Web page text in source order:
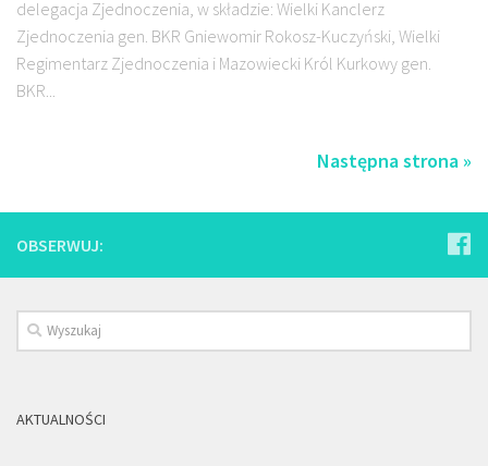
delegacja Zjednoczenia, w składzie: Wielki Kanclerz
Zjednoczenia gen. BKR Gniewomir Rokosz-Kuczyński, Wielki
Regimentarz Zjednoczenia i Mazowiecki Król Kurkowy gen.
BKR...
Następna strona »
OBSERWUJ:
AKTUALNOŚCI